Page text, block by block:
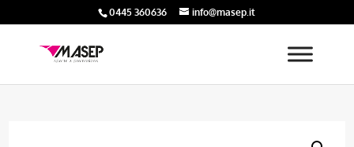
0445 360636 info@masep.it